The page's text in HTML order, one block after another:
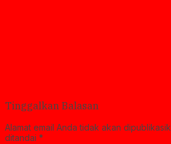
Tinggalkan Balasan
Alamat email Anda tidak akan
ditandai *